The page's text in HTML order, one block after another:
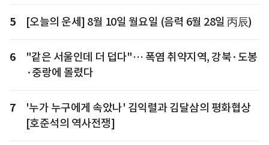
5 [오늘의 운세] 8월 10일 월요일 (음력 6월 28일 丙辰)
6
"같은 서울인데 더 덥다"… 폭염 취약지역, 강북·도봉
·중랑에 몰렸다
7
'누가 누구에게 속았나' 김익렬과 김달삼의 평화협상
[호준석의 역사전쟁]